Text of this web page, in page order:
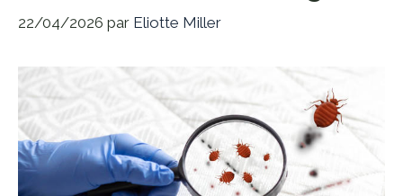
22/04/2026 par Eliotte Miller